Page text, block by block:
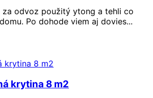
za odvoz použitý ytong a tehli co
Po dohode viem aj dovies...
krytina 8 m2